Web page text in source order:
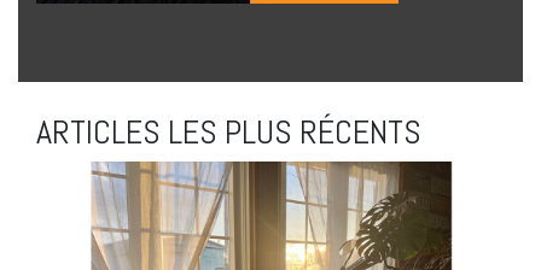
ARTICLES LES PLUS RÉCENTS